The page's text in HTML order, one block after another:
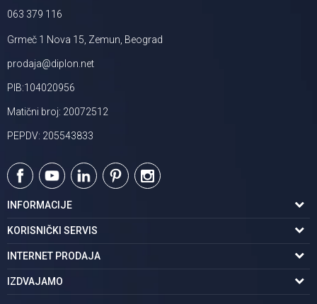
063 379 116
Grmeč 1 Nova 15, Zemun, Beograd
prodaja@diplon.net
PIB:104020956
Matični broj: 20072512
PEPDV: 205543833
INFORMACIJE
O nama
Podaci o trgovcu
Karijera | postani deo tima
KORISNIČKI SERVIS
Uslovi korišćenja
Politika privatnosti
INTERNET PRODAJA
Kako kupiti
IZDVAJAMO